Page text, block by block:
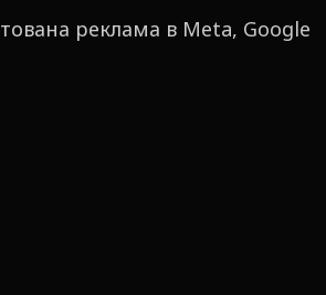
реклама в Meta, Google